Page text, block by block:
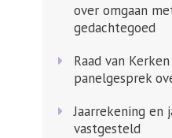
over omgaan
gedachtegoed
Raad van
panelgesprek
Jaarrekening en
vastgesteld